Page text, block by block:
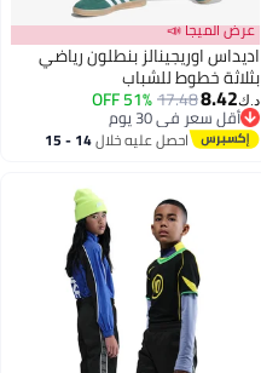
عرض الميجا 📣
اديداس اوريجينالز بنطلون رياضي
بثلاثة خطوط للشباب
د.ك‏8.42
17.48
51% OFF
أقل سعر في 30 يوم
أقل سعر في 30 يوماحصل عليه خلال 14 - 15